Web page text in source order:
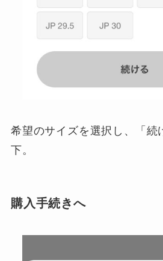
希望のサイズを選択し、「続
下。
購入手続きへ